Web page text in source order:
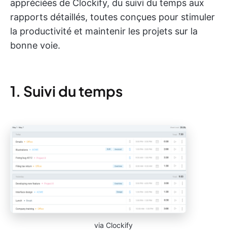
appréciées de Clockify, du suivi du temps aux
rapports détaillés, toutes conçues pour stimuler
la productivité et maintenir les projets sur la
bonne voie.
1. Suivi du temps
via Clockify